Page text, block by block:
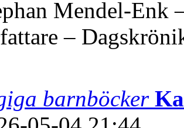
Mendel-Enk
–
barnböcker